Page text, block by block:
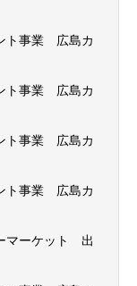
ト事業 広島カ
ト事業 広島カ
ト事業 広島カ
ト事業 広島カ
マーケット 出